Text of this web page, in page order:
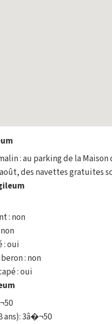
: au parking de la
des navettes gratuites
: non
: oui
: non
: oui
ans): 3â�¬50